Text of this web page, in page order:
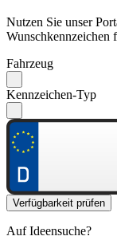
Nutzen Sie unser
Wunschkennzeichen
Fahrzeug
Kennzeichen-Typ
Verfügbarkeit prüfen
Auf Ideensuche?